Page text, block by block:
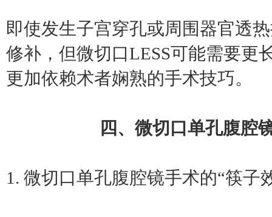
即使发生子宫穿孔或周围器官透
修补，但微切口LESS可能需要更
更加依赖术者娴熟的手术技巧。
四、微切口单孔腹腔
1. 微切口单孔腹腔镜手术的“筷子